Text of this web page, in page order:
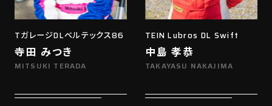
TガレージDLベルテックス86
寺田 みつき
MITSUKI TERADA
TEIN Lubros DL Swift
中島 孝恭
TAKAYASU NAKAJIMA